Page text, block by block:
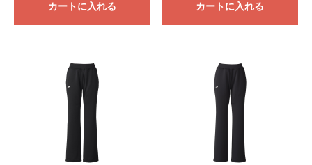
カートに入れる カートに入れる